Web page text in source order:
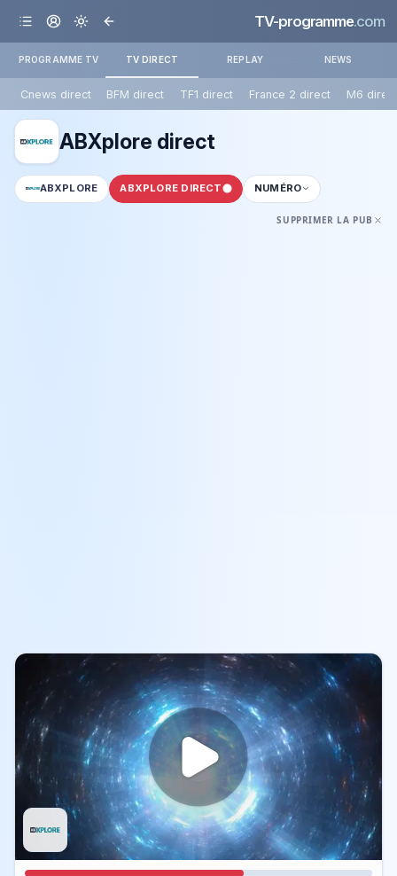
TV-programme.com
PROGRAMME TV TV DIRECT REPLAY NEWS
Cnews direct BFM direct TF1 direct France 2 direct M6
ABXplore direct
ABXPLORE ABXPLORE DIRECT NUMÉRO
SUPPRIMER LA PUB